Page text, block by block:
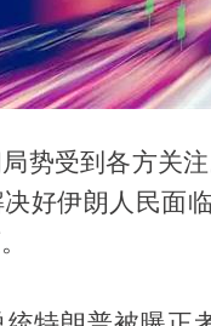
势受到各方关
好伊朗人民面